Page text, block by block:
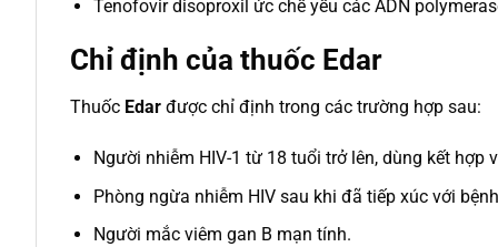
Tenofovir disoproxil ức chế yếu các ADN
Chỉ định của thuốc Edar
Thuốc Edar được chỉ định trong các trường hợp sau:
Người nhiễm HIV-1 từ 18 tuổi trở lên, dùng kết hợp
Phòng ngừa nhiễm HIV sau khi đã tiếp xúc với
Người mắc viêm gan B mạn tính.